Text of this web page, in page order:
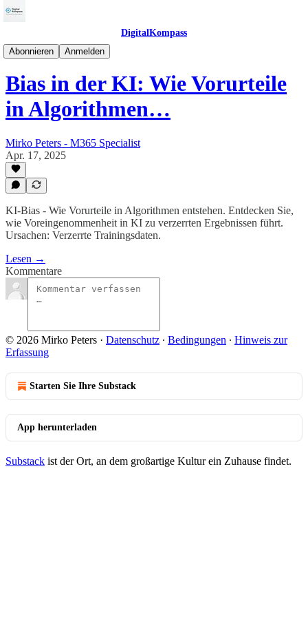
DigitalKompass
Abonnieren
Anmelden
KIKompass
Bias in der KI: Wie Vorurteile
in Algorithmen…
Mirko Peters - M365 Specialist
Apr. 17, 2025
KI-Bias - Wie Vorurteile in Algorithmen entstehen. Entdecken Sie,
wie Voreingenommenheit in KI zu verzerrten Ergebnissen führt.
Ursachen: Verzerrte Trainingsdaten.
Lesen →
Kommentare
© 2026 Mirko Peters · Datenschutz ∙ Bedingungen ∙ Hinweis zur
Erfassung
Starten Sie Ihre Substack
App herunterladen
Substack ist der Ort, an dem großartige Kultur ein Zuhause findet.